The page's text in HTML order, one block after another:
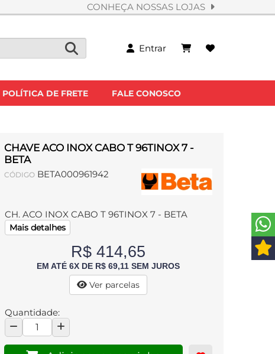
CONHEÇA NOSSAS LOJAS
Entrar
POLÍTICA DE FRETE FALE CONOSCO
CHAVE ACO INOX CABO T 96TINOX 7 -
BETA
CÓDIGO BETA000961942
CH. ACO INOX CABO T 96TINOX 7 - BETA
Mais detalhes
R$ 414,65
EM ATÉ 6X DE R$ 69,11 SEM JUROS
Ver parcelas
Quantidade: